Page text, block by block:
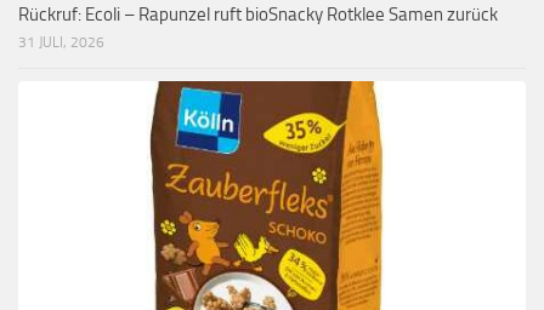
Rückruf: Ecoli – Rapunzel ruft bioSnacky Rotklee Samen zurück
31 JULI, 2026